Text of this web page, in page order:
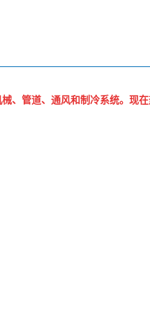
、管道、通风和制冷系统。现